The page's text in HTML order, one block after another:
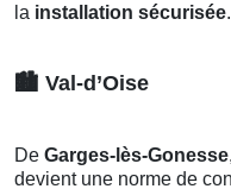
la installation sécurisée.
🏙️ Val-d’Oise
De Garges-lès-Gonesse
devient une norme de